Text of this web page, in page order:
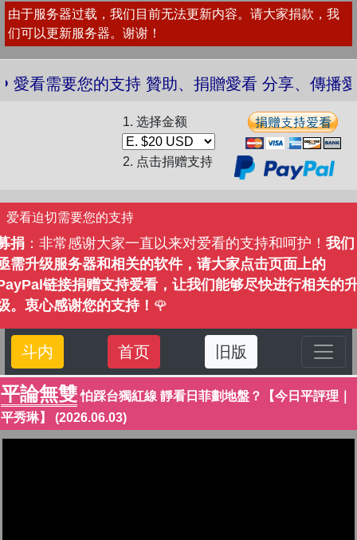
由于服务器过载，我们目前无法更新内容。请大家捐款，我
们可以更新服务器。谢谢！
要您的支持 贊助、捐贈愛看 分享、傳播愛看
1. 选择金额
2. 点击捐赠支持
爱看迫切需要您的支持
捐 ：非常感谢大家一直以来对爱看的支持和呵护！ 我们
需升级服务器和相关的软件，请大家点击页面上的
链接捐赠支持爱看，让我们能够尽快进行相关的
。衷心感谢您的支持！ 🌹
斗内 首页 旧版
平論無雙 怕踩台獨紅線 靜看日菲劃地盤？【今日平評理｜
平秀琳】 (2026.06.03)